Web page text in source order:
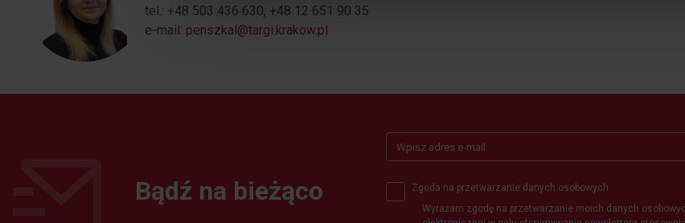
tel.: +48 503 436 630, +48 12 651 90 35
e-mail: penszkal@targi.krakow.pl
Bądź na bieżąco
Zgoda na przetwarzanie danych osobowych
Wyrażam zgodę na przetwarzanie moich danych